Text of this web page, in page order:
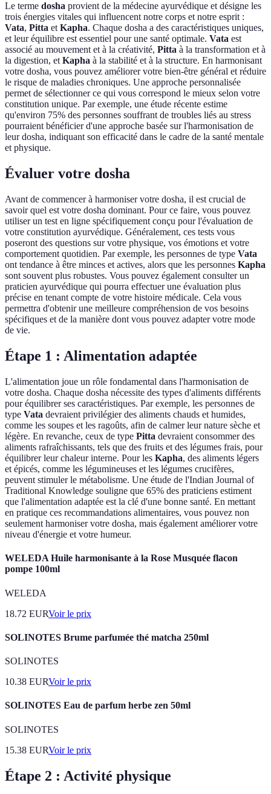
Le terme dosha provient de la médecine ayurvédique et désigne les
trois énergies vitales qui influencent notre corps et notre esprit :
Vata, Pitta etKapha. Chaque dosha a des caractéristiques uniques,
et leur équilibre est essentiel pour une santé optimale. Vata est
associé au mouvement et à la créativité, Pitta à la transformation et à
la digestion, etKapha à la stabilité et à la structure. En harmonisant
votre dosha, vous pouvez améliorer votre bien-être général et réduire
le risque de maladies chroniques. Une approche personnalisée
permet de sélectionner ce qui vous correspond le mieux selon votre
constitution unique. Par exemple, une étude récente estime
qu'environ 75% des personnes souffrant de troubles liés au stress
pourraient bénéficier d'une approche basée sur l'harmonisation de
leur dosha, indiquant son efficacité dans le cadre de la santé mentale
et physique.
Évaluer votre dosha
Avant de commencer à harmoniser votre dosha, il est crucial de
savoir quel est votre dosha dominant. Pour ce faire, vous pouvez
utiliser un test en ligne spécifiquement conçu pour l'évaluation de
votre constitution ayurvédique. Généralement, ces tests vous
poseront des questions sur votre physique, vos émotions et votre
comportement quotidien. Par exemple, les personnes de type Vata
ont tendance à être minces et actives, alors que les personnes Kapha
sont souvent plus robustes. Vous pouvez également consulter un
praticien ayurvédique qui pourra effectuer une évaluation plus
précise en tenant compte de votre histoire médicale. Cela vous
permettra d'obtenir une meilleure compréhension de vos besoins
spécifiques et de la manière dont vous pouvez adapter votre mode
de vie.
Étape 1 : Alimentation adaptée
L'alimentation joue un rôle fondamental dans l'harmonisation de
votre dosha. Chaque dosha nécessite des types d'aliments différents
pour équilibrer ses caractéristiques. Par exemple, les personnes de
type Vata devraient privilégier des aliments chauds et humides,
comme les soupes et les ragoûts, afin de calmer leur nature sèche et
légère. En revanche, ceux de type Pitta devraient consommer des
aliments rafraîchissants, tels que des fruits et des légumes frais, pour
équilibrer leur chaleur interne. Pour les Kapha, des aliments légers
et épicés, comme les légumineuses et les légumes crucifères,
peuvent stimuler le métabolisme. Une étude de l'Indian Journal of
Traditional Knowledge souligne que 65% des praticiens estiment
que l'alimentation adaptée est la clé d'une bonne santé. En mettant
en pratique ces recommandations alimentaires, vous pouvez non
seulement harmoniser votre dosha, mais également améliorer votre
niveau d'énergie et votre humeur.
WELEDA Huile harmonisante à la Rose Musquée flacon
pompe 100ml
WELEDA
18.72 EURVoir le prix
SOLINOTES Brume parfumée thé matcha 250ml
SOLINOTES
10.38 EURVoir le prix
SOLINOTES Eau de parfum herbe zen 50ml
SOLINOTES
15.38 EURVoir le prix
Étape 2 : Activité physique